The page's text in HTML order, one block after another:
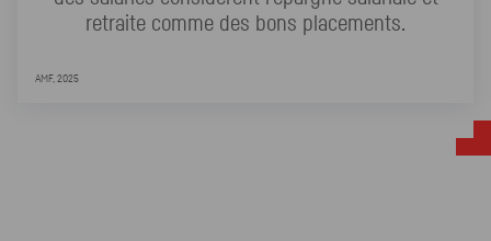
retraite comme des bons placements.
AMF, 2025